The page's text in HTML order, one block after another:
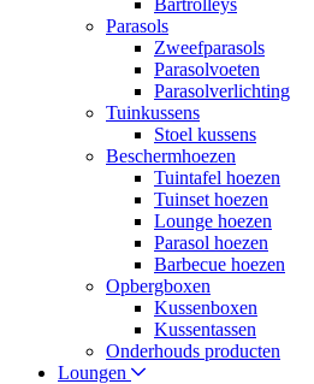
Parasols
Zweefparasols
Parasolvoeten
Parasolverlichting
Tuinkussens
Stoel kussens
Beschermhoezen
Tuintafel hoezen
Tuinset hoezen
Lounge hoezen
Parasol hoezen
Barbecue hoezen
Opbergboxen
Kussenboxen
Kussentassen
Onderhouds producten
Loungen